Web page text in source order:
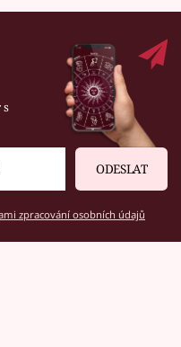
s
ODESLAT
zpracování osobních údajů